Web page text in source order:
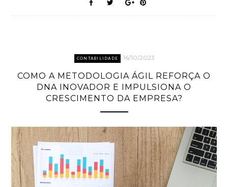
CONTABILIDADE 16/10/2023
COMO A METODOLOGIA ÁGIL REFORÇA O
DNA INOVADOR E IMPULSIONA O
CRESCIMENTO DA EMPRESA?